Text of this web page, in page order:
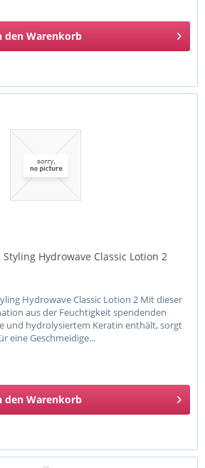
den Warenkorb
Hydrowave Classic Lotion 2
Hydrowave Classic Lotion 2 Mit dieser
aus der Feuchtigkeit spendenden
und hydrolysiertem Keratin enthält, sorgt
eine Geschmeidige...
den Warenkorb